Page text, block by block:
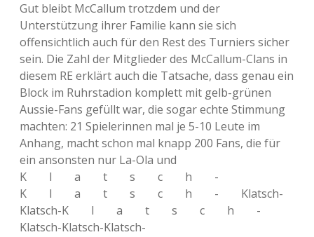
Gut bleibt McCallum trotzdem und der
Unterstützung ihrer Familie kann sie sich
offensichtlich auch für den Rest des Turniers sicher
sein. Die Zahl der Mitglieder des McCallum-Clans in
diesem RE erklärt auch die Tatsache, dass genau ein
Block im Ruhrstadion komplett mit gelb-grünen
Aussie-Fans gefüllt war, die sogar echte Stimmung
machten: 21 Spielerinnen mal je 5-10 Leute im
Anhang, macht schon mal knapp 200 Fans, die für
ein ansonsten nur La-Ola und
Klatsch-
Klatsch- Klatsch-
Klatsch-Klatsch-
Klatsch-Klatsch-Klatsch-